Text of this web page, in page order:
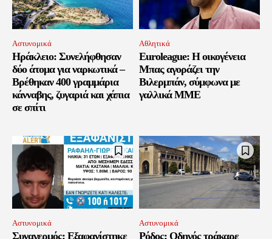
Αστυνομικά
Ηράκλειο: Συνελήφθησαν
δύο άτομα για ναρκωτικά –
Βρέθηκαν 400 γραμμάρια
κάνναβης, ζυγαριά και χάπια
σε σπίτι
Αθλητικά
Euroleague: Η οικογένεια
Μπας αγοράζει την
Βιλερμπάν, σύμφωνα με
γαλλικά ΜΜΕ
Αστυνομικά
Συναγερμός: Εξαφανίστηκε
Αστυνομικά
Ρόδος: Οδηγός τράκαρε